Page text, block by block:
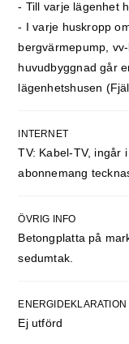
- Till varje lägenhet
- I varje huskropp
bergvärmepump,
huvudbyggnad går
lägenhetshusen
INTERNET
TV: Kabel-TV, ingår
abonnemang
ÖVRIG INFO
Betongplatta på
sedumtak.
ENERGIDEKLARATION
Ej utförd